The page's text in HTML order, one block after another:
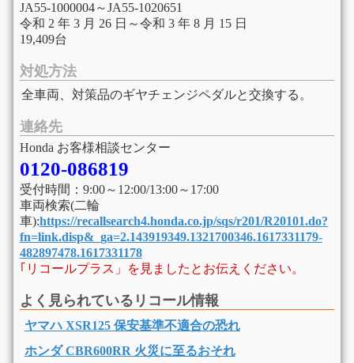
JA55-1000004～JA55-1020651
令和 2 年 3 月 26 日～令和 3 年 8 月 15 日
19,409台
対処方法
全車両、対策品のギヤチェンジペダルと交換する。
連絡先
Honda お客様相談センター
0120-086819
受付時間：9:00～12:00/13:00～17:00
車両検索(二輪
車):https://recallsearch4.honda.co.jp/sqs/r201/R20101.do?
fn=link.disp&_ga=2.143919349.1321700346.1617331179-
482897478.1617331178
｢リコールプラス」を見ましたとお伝えください。
よく見られているリコール情報
ヤマハ XSR125 保安基準不適合の恐れ
ホンダ CBR600RR 火災に至るおそれ